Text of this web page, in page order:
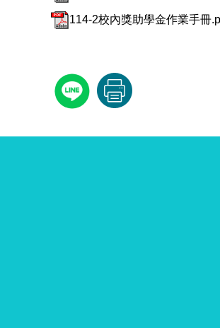
114-2校內獎助學金作業手冊